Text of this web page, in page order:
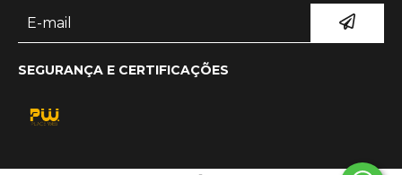
SEGURANÇA E CERTIFICAÇÕES